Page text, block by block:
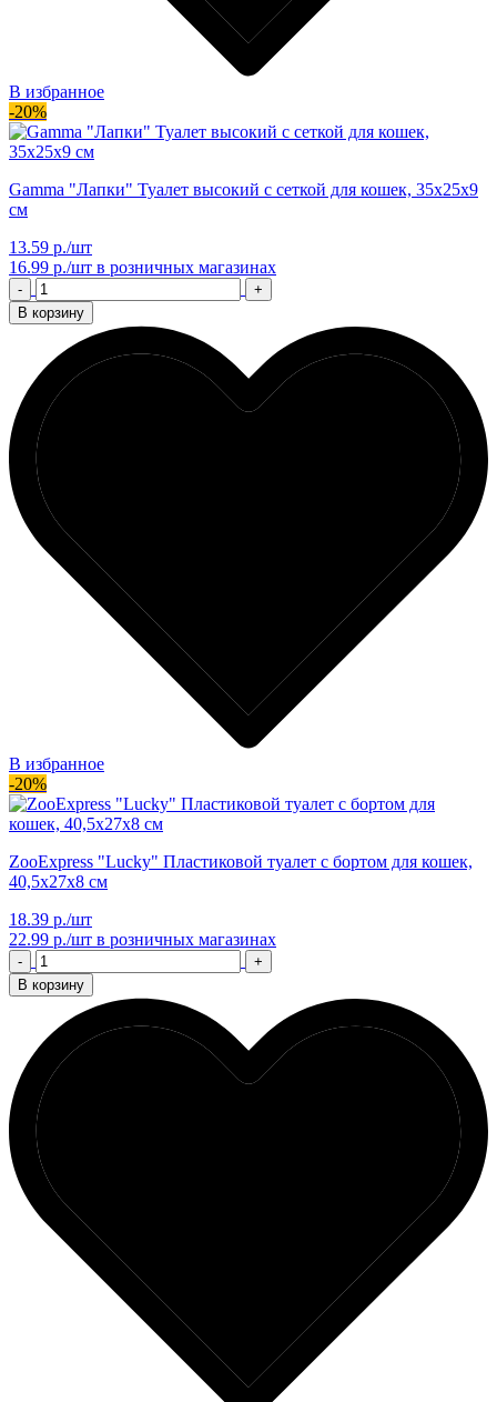
В избранное
-20%
Gamma "Лапки" Туалет высокий с сеткой для кошек, 35х25х9
см
13.59 р./шт
16.99 р./шт в розничных магазинах
-
+
В корзину
В избранное
-20%
ZooExpress "Lucky" Пластиковой туалет с бортом для кошек,
40,5х27х8 см
18.39 р./шт
22.99 р./шт в розничных магазинах
-
+
В корзину